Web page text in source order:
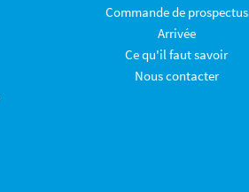
Commande de prospectus
Arrivée
Ce qu'il faut savoir
Nous contacter